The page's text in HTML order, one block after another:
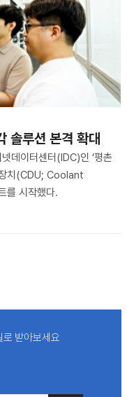
솔루션 본격 확대
데이터센터(IDC)인 ‘평촌
장치(CDU; Coolant
를 시작했다.
받아보세요